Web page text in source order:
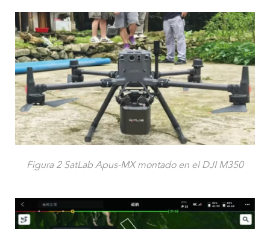
Figura 2 SatLab Apus-MX montado en el DJI M350